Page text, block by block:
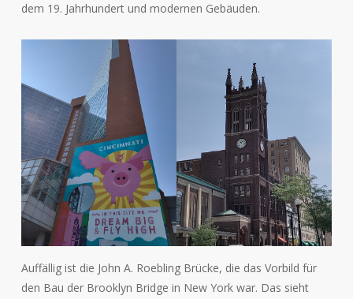
dem 19. Jahrhundert und modernen Gebäuden.
Auffällig ist die John A. Roebling Brücke, die das Vorbild für
den Bau der Brooklyn Bridge in New York war. Das sieht